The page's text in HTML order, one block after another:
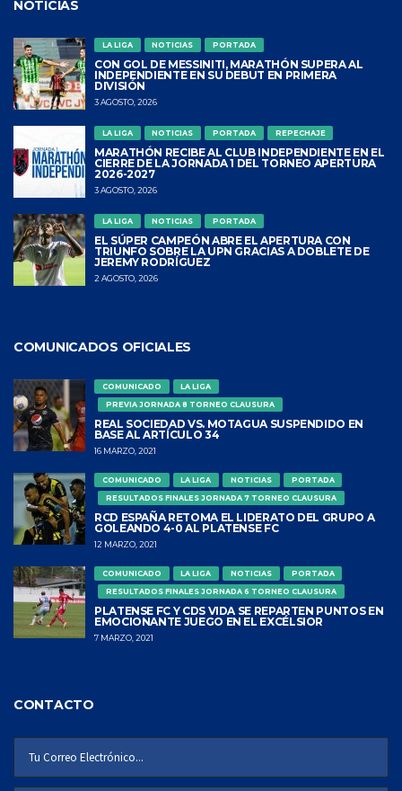
NOTICIAS
LA LIGA NOTICIAS PORTADA
CON GOL DE MESSINITI, MARATHÓN SUPERA AL
INDEPENDIENTE EN SU DEBUT EN PRIMERA
DIVISIÓN
3 AGOSTO, 2026
LA LIGA NOTICIAS PORTADA REPECHAJE
MARATHÓN RECIBE AL CLUB INDEPENDIENTE EN EL
CIERRE DE LA JORNADA 1 DEL TORNEO APERTURA
2026-2027
3 AGOSTO, 2026
LA LIGA NOTICIAS PORTADA
EL SÚPER CAMPEÓN ABRE EL APERTURA CON
TRIUNFO SOBRE LA UPN GRACIAS A DOBLETE DE
JEREMY RODRÍGUEZ
2 AGOSTO, 2026
COMUNICADOS OFICIALES
COMUNICADO
LA LIGA
PREVIA JORNADA 8 TORNEO CLAUSURA
REAL SOCIEDAD VS. MOTAGUA SUSPENDIDO EN
BASE AL ARTÍCULO 34
16 MARZO, 2021
COMUNICADO LA LIGA NOTICIAS
PORTADA
RESULTADOS FINALES JORNADA 7 TORNEO CLAUSURA
RCD ESPAÑA RETOMA EL LIDERATO DEL GRUPO A
GOLEANDO 4-0 AL PLATENSE FC
12 MARZO, 2021
COMUNICADO LA LIGA NOTICIAS
PORTADA
RESULTADOS FINALES JORNADA 6 TORNEO CLAUSURA
PLATENSE FC Y CDS VIDA SE REPARTEN PUNTOS EN
EMOCIONANTE JUEGO EN EL EXCÉLSIOR
7 MARZO, 2021
CONTACTO